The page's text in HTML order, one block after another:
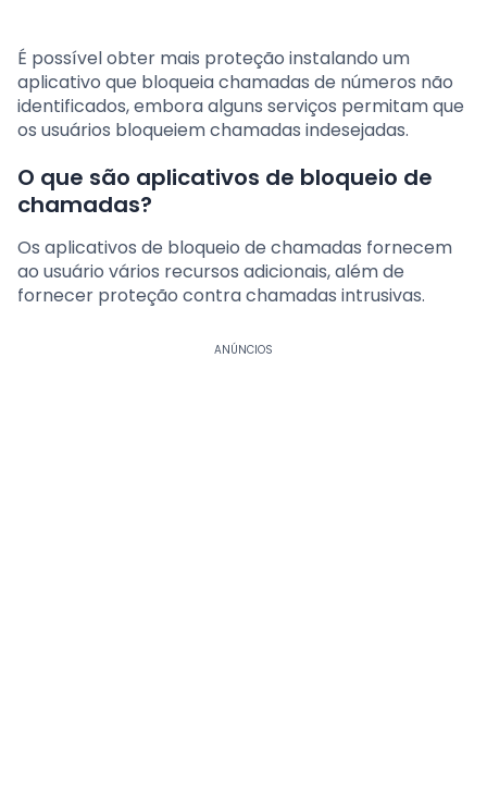
É possível obter mais proteção instalando um
aplicativo que bloqueia chamadas de números não
identificados, embora alguns serviços permitam que
os usuários bloqueiem chamadas indesejadas.
O que são aplicativos de bloqueio de
chamadas?
Os aplicativos de bloqueio de chamadas fornecem
ao usuário vários recursos adicionais, além de
fornecer proteção contra chamadas intrusivas.
ANÚNCIOS